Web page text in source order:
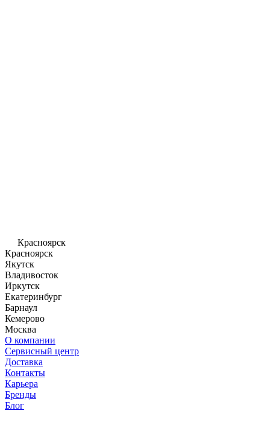
Красноярск
Красноярск
Якутск
Владивосток
Иркутск
Екатеринбург
Барнаул
Кемерово
Москва
О компании
Сервисный центр
Доставка
Контакты
Карьера
Бренды
Блог